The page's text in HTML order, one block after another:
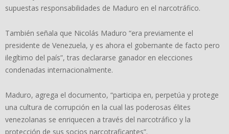
supuestas responsabilidades de Maduro en el narcotráfico.
También señala que Nicolás Maduro “era previamente el
presidente de Venezuela, y es ahora el gobernante de facto pero
ilegítimo del país”, tras declararse ganador en elecciones
condenadas internacionalmente.
Maduro, agrega el documento, “participa en, perpetúa y protege
una cultura de corrupción en la cual las poderosas élites
venezolanas se enriquecen a través del narcotráfico y la
protección de sus socios narcotraficantes”.